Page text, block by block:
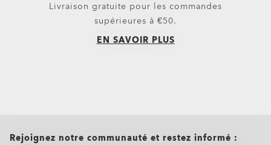
Chaussettes
Polos
Chemises
Livraison gratuite pour les commandes
supérieures à €50.
EN SAVOIR PLUS
Rejoignez notre communauté et restez informé :